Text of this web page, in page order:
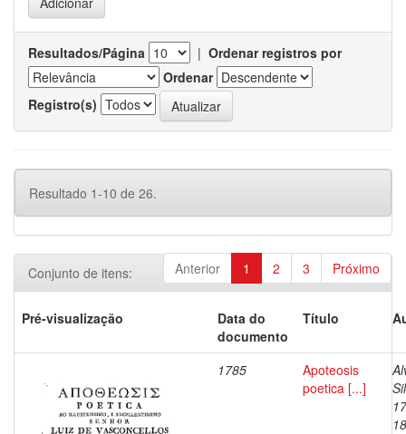
Resultados/Página | Ordenar registros por
Ordenar
Registro(s)
Resultado 1-10 de 26.
Anterior 1 2 3 Próximo
Conjunto de itens:
Pré-visualização
Data do
documento
Título
1785
Apoteosis
poetica [...]